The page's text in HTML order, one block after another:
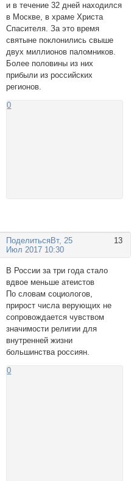
и в течение 32 дней находился
в Москве, в храме Христа
Спасителя. За это время
святыне поклонились свыше
двух миллионов паломников.
Более половины из них
прибыли из российских
регионов.
0
Поделиться 13
Вт, 25
Июл 2017 10:30
В России за три года стало
вдвое меньше атеистов
По словам социологов,
прирост числа верующих не
сопровождается чувством
значимости религии для
внутренней жизни
большинства россиян.
0